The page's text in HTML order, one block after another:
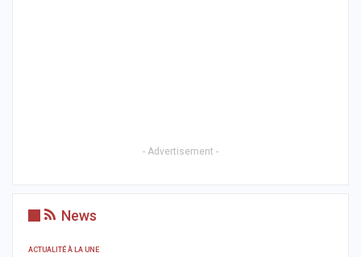
- Advertisement -
News
ACTUALITÉ À LA UNE